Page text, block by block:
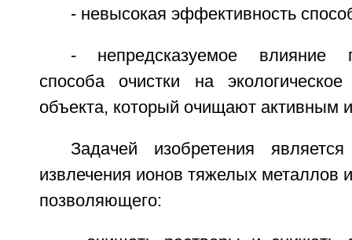
- невысокая эффективность
- непредсказуемое влияние
способа очистки на
объекта, который очищают активным
Задачей изобретения
извлечения ионов тяжелых металлов
позволяющего: